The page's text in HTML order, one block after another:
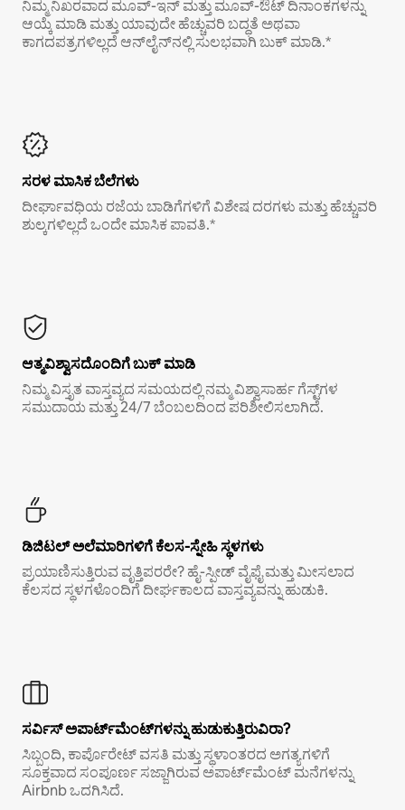
ನಿಮ್ಮ ನಿಖರವಾದ ಮೂವ್-ಇನ್ ಮತ್ತು ಮೂವ್-ಔಟ್ ದಿನಾಂಕಗಳನ್ನು
ಆಯ್ಕೆ ಮಾಡಿ ಮತ್ತು ಯಾವುದೇ ಹೆಚ್ಚುವರಿ ಬದ್ಧತೆ ಅಥವಾ
ಕಾಗದಪತ್ರಗಳಿಲ್ಲದೆ ಆನ್‌ಲೈನ್‌ನಲ್ಲಿ ಸುಲಭವಾಗಿ ಬುಕ್ ಮಾಡಿ.*
ಸರಳ ಮಾಸಿಕ ಬೆಲೆಗಳು
ದೀರ್ಘಾವಧಿಯ ರಜೆಯ ಬಾಡಿಗೆಗಳಿಗೆ ವಿಶೇಷ ದರಗಳು ಮತ್ತು ಹೆಚ್ಚುವರಿ
ಶುಲ್ಕಗಳಿಲ್ಲದೆ ಒಂದೇ ಮಾಸಿಕ ಪಾವತಿ.*
ಆತ್ಮವಿಶ್ವಾಸದೊಂದಿಗೆ ಬುಕ್ ಮಾಡಿ
ನಿಮ್ಮ ವಿಸ್ತೃತ ವಾಸ್ತವ್ಯದ ಸಮಯದಲ್ಲಿ ನಮ್ಮ ವಿಶ್ವಾಸಾರ್ಹ ಗೆಸ್ಟ್‌ಗಳ
ಸಮುದಾಯ ಮತ್ತು 24/7 ಬೆಂಬಲದಿಂದ ಪರಿಶೀಲಿಸಲಾಗಿದೆ.
ಡಿಜಿಟಲ್ ಅಲೆಮಾರಿಗಳಿಗೆ ಕೆಲಸ-ಸ್ನೇಹಿ ಸ್ಥಳಗಳು
ಪ್ರಯಾಣಿಸುತ್ತಿರುವ ವೃತ್ತಿಪರರೇ? ಹೈ-ಸ್ಪೀಡ್ ವೈಫೈ ಮತ್ತು ಮೀಸಲಾದ
ಕೆಲಸದ ಸ್ಥಳಗಳೊಂದಿಗೆ ದೀರ್ಘಕಾಲದ ವಾಸ್ತವ್ಯವನ್ನು ಹುಡುಕಿ.
ಸರ್ವಿಸ್ ಅಪಾರ್ಟ್‌ಮೆಂಟ್‌ಗಳನ್ನು ಹುಡುಕುತ್ತಿರುವಿರಾ?
ಸಿಬ್ಬಂದಿ, ಕಾರ್ಪೊರೇಟ್ ವಸತಿ ಮತ್ತು ಸ್ಥಳಾಂತರದ ಅಗತ್ಯಗಳಿಗೆ
ಸೂಕ್ತವಾದ ಸಂಪೂರ್ಣ ಸಜ್ಜಾಗಿರುವ ಅಪಾರ್ಟ್‌ಮೆಂಟ್ ಮನೆಗಳನ್ನು
Airbnb ಒದಗಿಸಿದೆ.